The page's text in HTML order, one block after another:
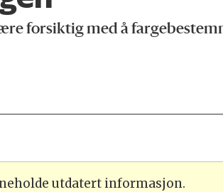
forsiktig med å
utdatert informasjon.